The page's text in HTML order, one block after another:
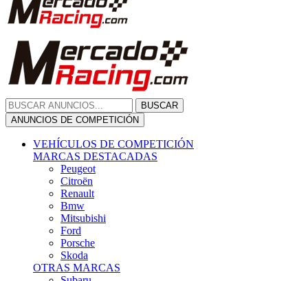
BUSCAR
ANUNCIOS DE COMPETICIÓN
VEHÍCULOS DE COMPETICIÓN
MARCAS DESTACADAS
Peugeot
Citroën
Renault
Bmw
Mitsubishi
Ford
Porsche
Skoda
OTRAS MARCAS